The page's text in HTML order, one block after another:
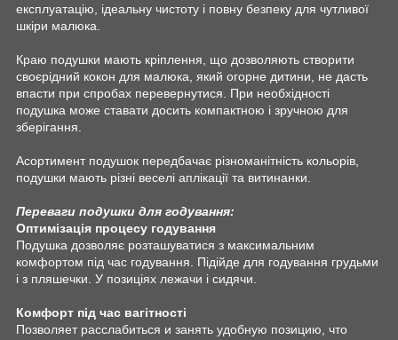
експлуатацію, ідеальну чистоту і повну безпеку для чутливої
шкіри малюка.
Краю подушки мають кріплення, що дозволяють створити
своєрідний кокон для малюка, який огорне дитини, не дасть
впасти при спробах перевернутися. При необхідності
подушка може ставати досить компактною і зручною для
зберігання.
Асортимент подушок передбачає різноманітність кольорів,
подушки мають різні веселі аплікації та витинанки.
Переваги подушки для годування:
Оптимізація процесу годування
Подушка дозволяє розташуватися з максимальним
комфортом під час годування. Підійде для годування грудьми
і з пляшечки. У позиціях лежачи і сидячи.
Комфорт під час вагітності
Позволяет расслабиться и занять удобную позицию, что